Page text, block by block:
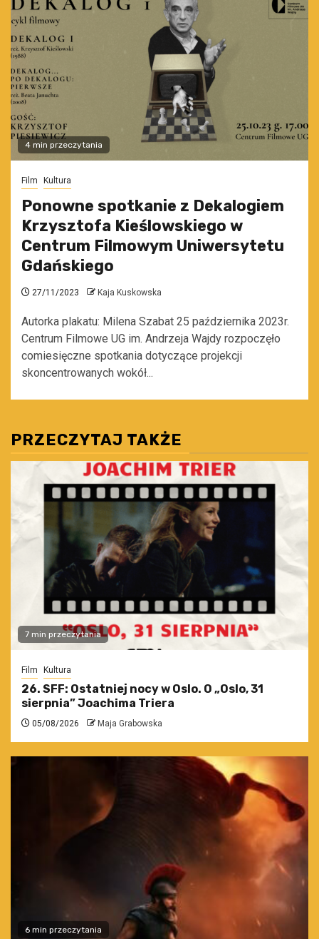
4 min przeczytania
Film Kultura
Ponowne spotkanie z Dekalogiem
Krzysztofa Kieślowskiego w
Centrum Filmowym Uniwersytetu
Gdańskiego
27/11/2023 Kaja Kuskowska
Autorka plakatu: Milena Szabat 25 października 2023r.
Centrum Filmowe UG im. Andrzeja Wajdy rozpoczęło
comiesięczne spotkania dotyczące projekcji
skoncentrowanych wokół...
PRZECZYTAJ TAKŻE
7 min przeczytania
Film Kultura
26. SFF: Ostatniej nocy w Oslo. O „Oslo, 31
sierpnia” Joachima Triera
05/08/2026 Maja Grabowska
6 min przeczytania